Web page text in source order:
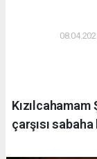
çarşısı